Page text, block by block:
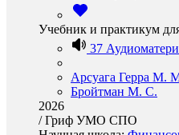
Учебник и практикум
37
Арсуага Герра М.
Бройтман М. С.
2026
/Гриф УМО СПО